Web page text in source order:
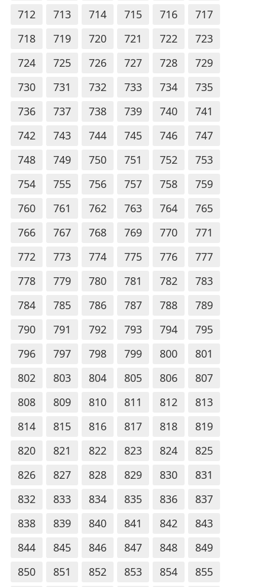
712
713 714 715 716
717
718
719 720 721 722
723
724
725 726 727 728
729
730
731 732 733 734
735
736
737 738 739 740
741
742
743 744 745 746
747
748
749 750 751 752
753
754
755 756 757 758
759
760
761 762 763 764
765
766
767 768 769 770
771
772
773 774 775 776
777
778
779 780 781 782
783
784
785 786 787 788
789
790
791 792 793 794
795
796
797 798 799 800
801
802
803 804 805 806
807
808
809 810 811 812
813
814
815 816 817 818
819
820
821 822 823 824
825
826
827 828 829 830
831
832
833 834 835 836
837
838
839 840 841 842
843
844
845 846 847 848
849
850
851 852 853 854
855